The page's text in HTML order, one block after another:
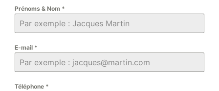
Prénoms & Nom *
E-mail *
Téléphone *